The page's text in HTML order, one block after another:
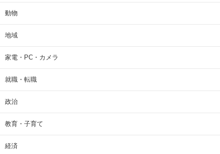
動物
地域
家電・PC・カメラ
就職・転職
政治
教育・子育て
経済